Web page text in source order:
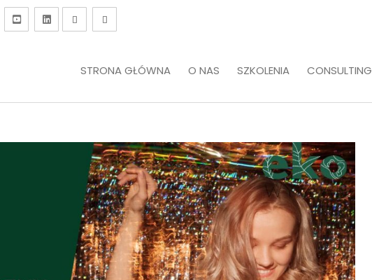
STRONA GŁÓWNA O NAS SZKOLENIA CONSULTING